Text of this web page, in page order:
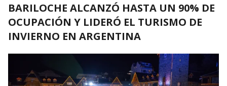
BARILOCHE ALCANZÓ HASTA UN 90% DE
OCUPACIÓN Y LIDERÓ EL TURISMO DE
INVIERNO EN ARGENTINA